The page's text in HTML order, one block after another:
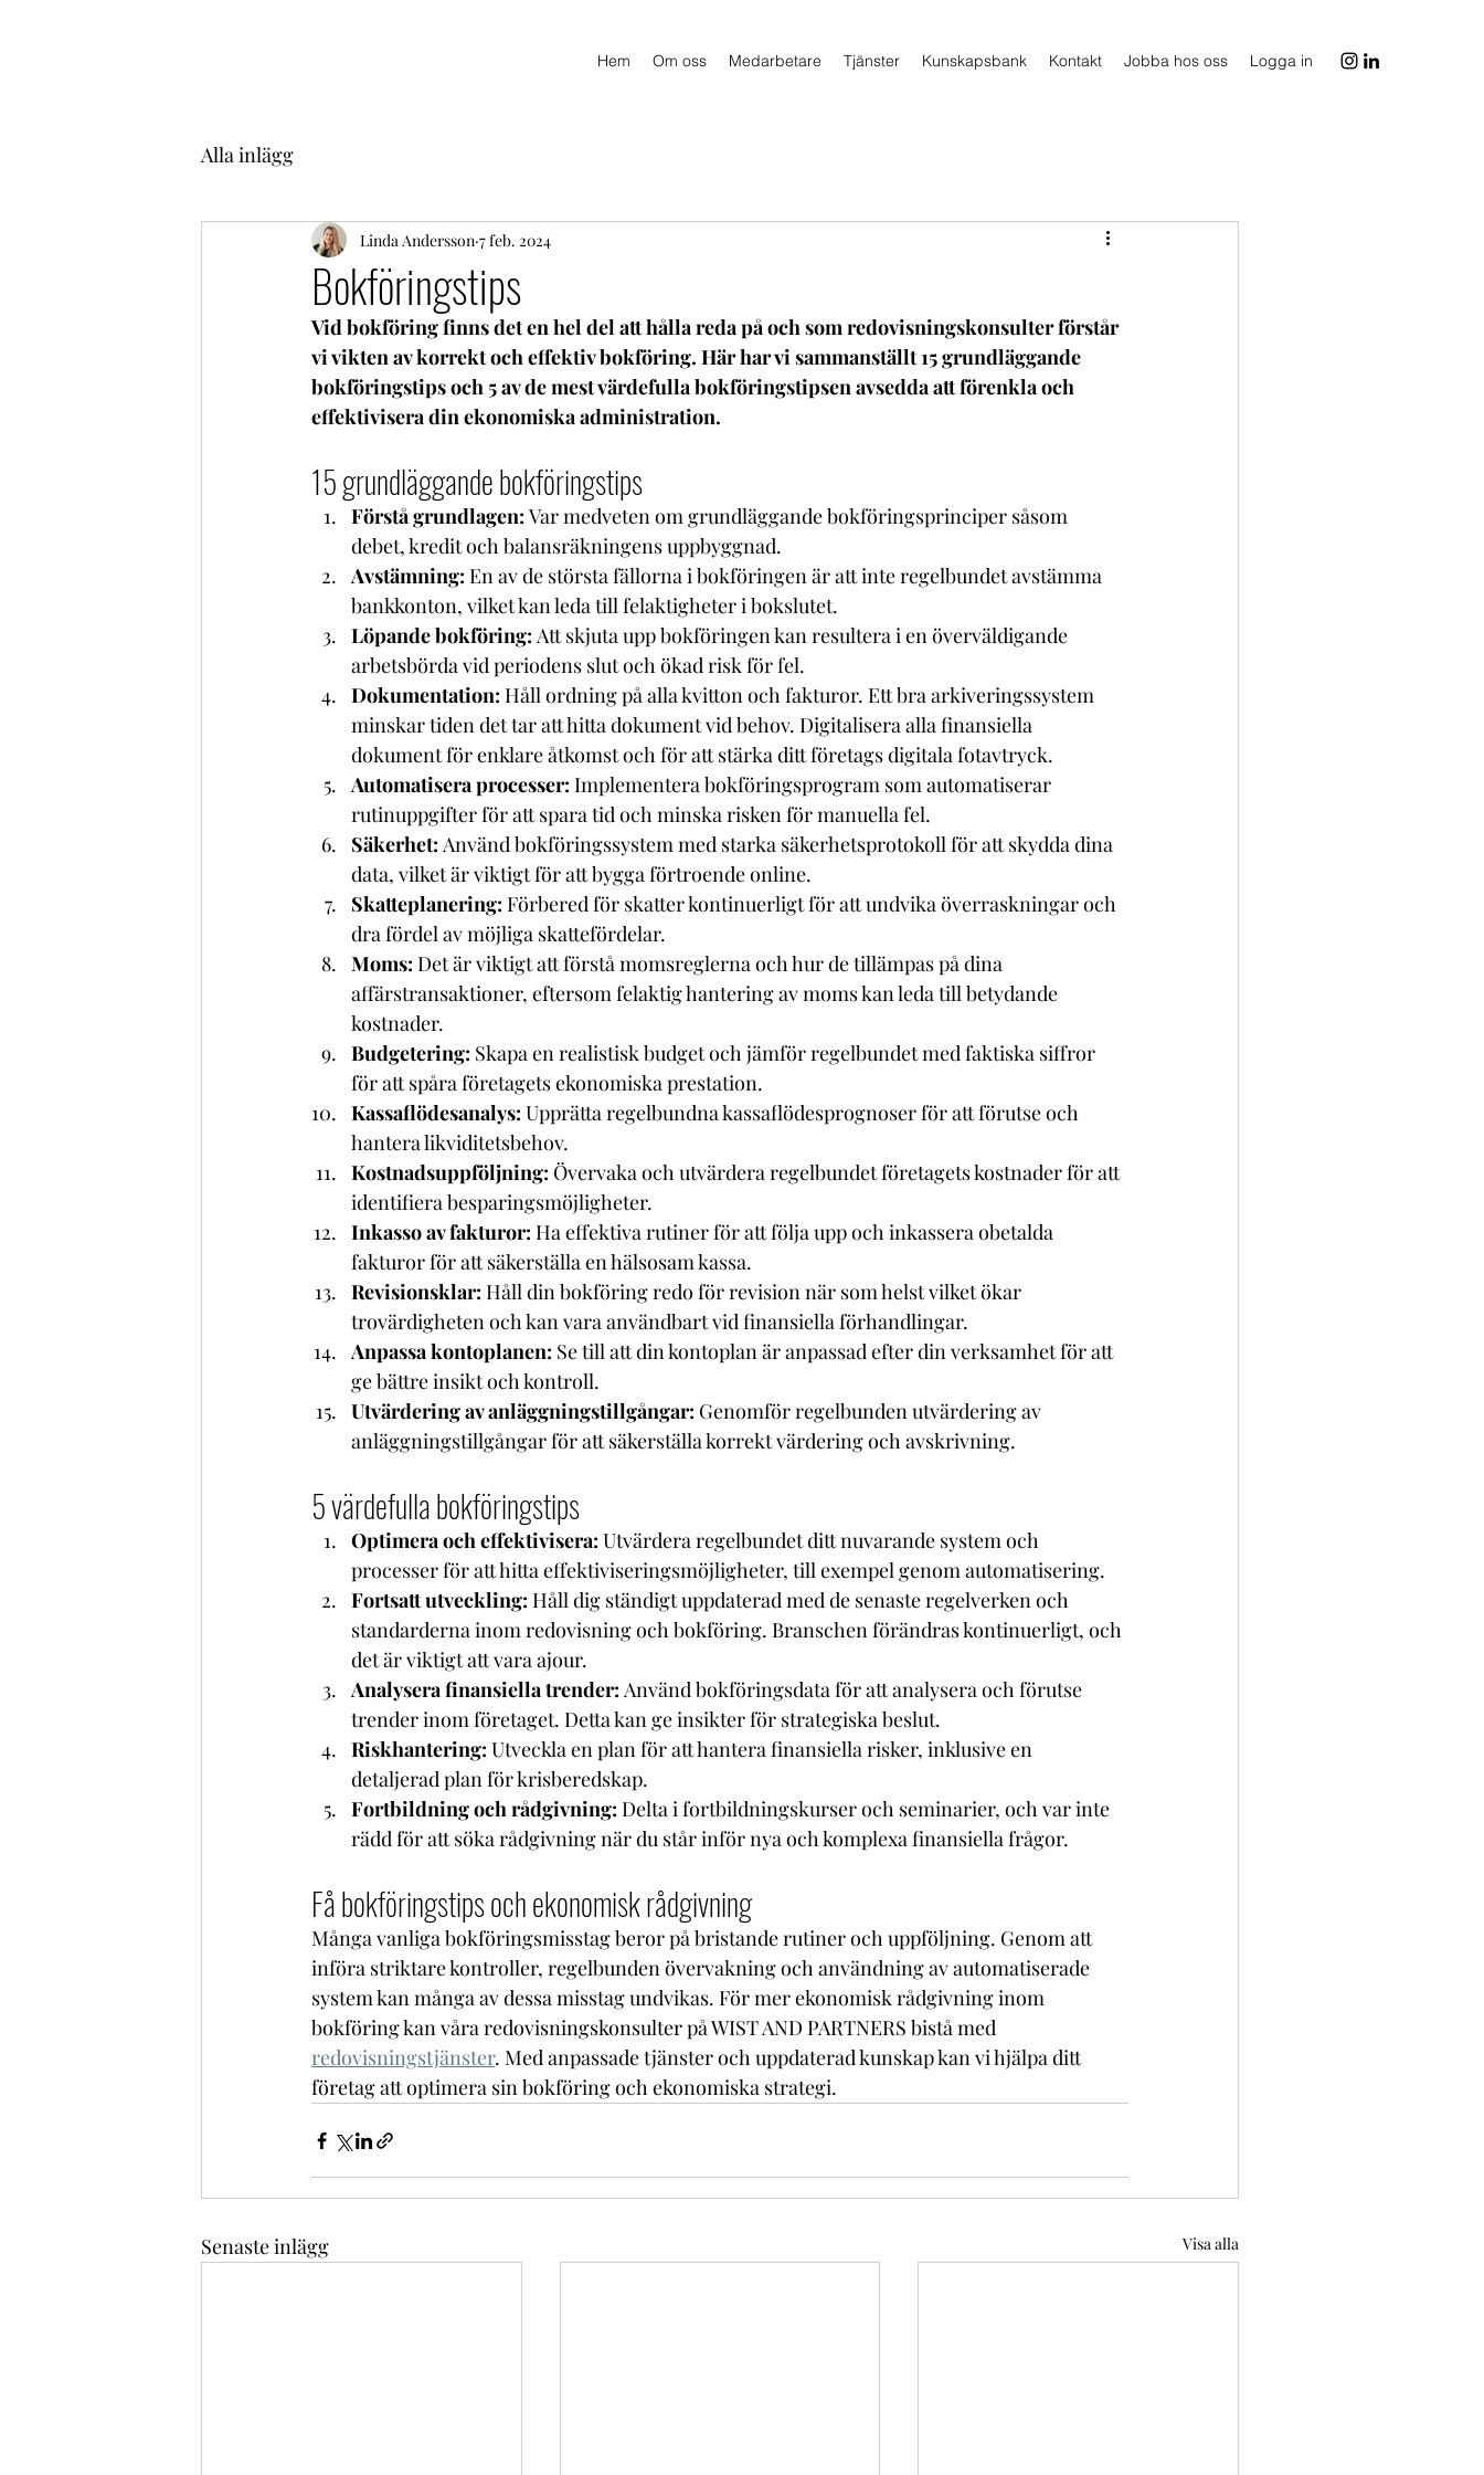
Hem Om oss Medarbetare Tjänster Kunskapsbank Kontakt Jobba hos oss Logga in
Alla inlägg
Bokföringstips
Linda Andersson 7 feb. 2024
Vid bokföring finns det en hel del att hålla reda på och som redovisningskonsulter förstår
vi vikten av korrekt och effektiv bokföring. Här har vi sammanställt 15 grundläggande
bokföringstips och 5 av de mest värdefulla bokföringstipsen avsedda att förenkla och
effektivisera din ekonomiska administration.
15 grundläggande bokföringstips
Förstå grundlagen: Var medveten om grundläggande bokföringsprinciper såsom
debet, kredit och balansräkningens uppbyggnad.
Avstämning: En av de största fällorna i bokföringen är att inte regelbundet avstämma
bankkonton, vilket kan leda till felaktigheter i bokslutet.
Löpande bokföring: Att skjuta upp bokföringen kan resultera i en överväldigande
arbetsbörda vid periodens slut och ökad risk för fel.
Dokumentation: Håll ordning på alla kvitton och fakturor. Ett bra arkiveringssystem
minskar tiden det tar att hitta dokument vid behov. Digitalisera alla finansiella
dokument för enklare åtkomst och för att stärka ditt företags digitala fotavtryck.
Automatisera processer: Implementera bokföringsprogram som automatiserar
rutinuppgifter för att spara tid och minska risken för manuella fel.
Säkerhet: Använd bokföringssystem med starka säkerhetsprotokoll för att skydda dina
data, vilket är viktigt för att bygga förtroende online.
Skatteplanering: Förbered för skatter kontinuerligt för att undvika överraskningar och
dra fördel av möjliga skattefördelar.
Moms: Det är viktigt att förstå momsreglerna och hur de tillämpas på dina
affärstransaktioner, eftersom felaktig hantering av moms kan leda till betydande
kostnader.
Budgetering: Skapa en realistisk budget och jämför regelbundet med faktiska siffror
för att spåra företagets ekonomiska prestation.
Kassaflödesanalys: Upprätta regelbundna kassaflödesprognoser för att förutse och
hantera likviditetsbehov.
Kostnadsuppföljning: Övervaka och utvärdera regelbundet företagets kostnader för att
identifiera besparingsmöjligheter.
Inkasso av fakturor: Ha effektiva rutiner för att följa upp och inkassera obetalda
fakturor för att säkerställa en hälsosam kassa.
Revisionsklar: Håll din bokföring redo för revision när som helst vilket ökar
trovärdigheten och kan vara användbart vid finansiella förhandlingar.
Anpassa kontoplanen: Se till att din kontoplan är anpassad efter din verksamhet för att
ge bättre insikt och kontroll.
Utvärdering av anläggningstillgångar: Genomför regelbunden utvärdering av
anläggningstillgångar för att säkerställa korrekt värdering och avskrivning.
5 värdefulla bokföringstips
Optimera och effektivisera: Utvärdera regelbundet ditt nuvarande system och
processer för att hitta effektiviseringsmöjligheter, till exempel genom automatisering.
Fortsatt utveckling: Håll dig ständigt uppdaterad med de senaste regelverken och
standarderna inom redovisning och bokföring. Branschen förändras kontinuerligt, och
det är viktigt att vara ajour.
Analysera finansiella trender: Använd bokföringsdata för att analysera och förutse
trender inom företaget. Detta kan ge insikter för strategiska beslut.
Riskhantering: Utveckla en plan för att hantera finansiella risker, inklusive en
detaljerad plan för krisberedskap.
Fortbildning och rådgivning: Delta i fortbildningskurser och seminarier, och var inte
rädd för att söka rådgivning när du står inför nya och komplexa finansiella frågor.
Få bokföringstips och ekonomisk rådgivning
Många vanliga bokföringsmisstag beror på bristande rutiner och uppföljning. Genom att
införa striktare kontroller, regelbunden övervakning och användning av automatiserade
system kan många av dessa misstag undvikas. För mer ekonomisk rådgivning inom
bokföring kan våra redovisningskonsulter på WIST AND PARTNERS bistå med
redovisningstjänster. Med anpassade tjänster och uppdaterad kunskap kan vi hjälpa ditt
företag att optimera sin bokföring och ekonomiska strategi.
Senaste inlägg Visa alla